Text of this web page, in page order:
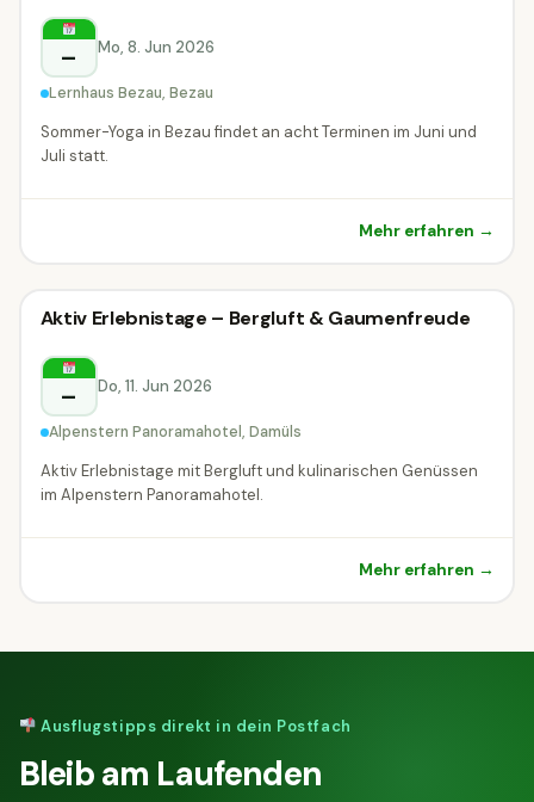
Bezau
– Mo, 8. Jun 2026
Lernhaus Bezau, Bezau
Sommer-Yoga in Bezau findet an acht Terminen im Juni und
Juli statt.
Mehr erfahren →
⛰
Outdoor-Event
Damüls
⛰ Outdoor-Event
Aktiv Erlebnistage – Bergluft & Gaumenfreude
– Do, 11. Jun 2026
Alpenstern Panoramahotel, Damüls
Aktiv Erlebnistage mit Bergluft und kulinarischen Genüssen
im Alpenstern Panoramahotel.
Mehr erfahren →
Ausflugstipps direkt in dein Postfach
Bleib am Laufenden